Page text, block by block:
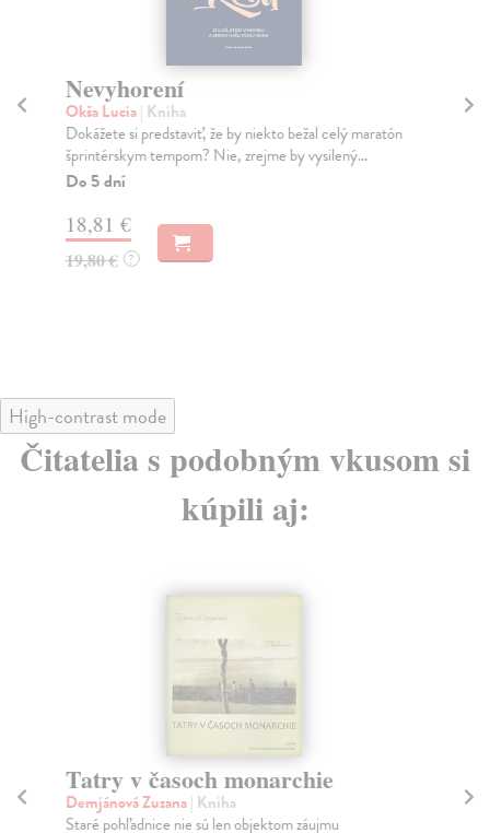
Nevyhorení
Okša Lucia| Kniha
Dokážete si predstaviť, že by niekto bežal celý maratón
šprintérskym tempom? Nie, zrejme by vysilený...
Do 5 dní
18,81 €
19,80 € ?
High-contrast mode
Čitatelia s podobným vkusom si
kúpili aj:
Tatry v časoch monarchie
Demjánová Zuzana| Kniha
Staré pohľadnice nie sú len objektom záujmu